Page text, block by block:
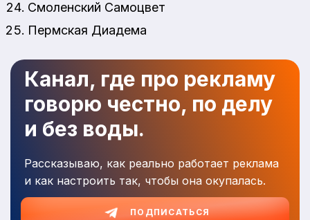
Смоленский Самоцвет
Пермская Диадема
Канал, где про рекламу
говорю честно, по делу
и без воды.
Рассказываю, как реально работает реклама
и как настроить так, чтобы она окупалась.
ПОДПИСАТЬСЯ